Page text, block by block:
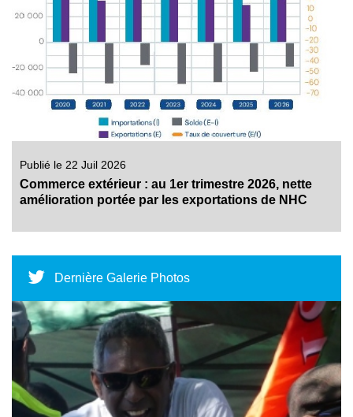
Publié le 22 Juil 2026
Commerce extérieur : au 1er trimestre 2026, nette
amélioration portée par les exportations de NHC
Dernière Galerie Photos